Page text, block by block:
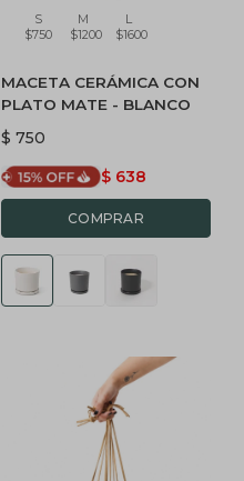
S
$750
M
$1200
L
$1600
MACETA CERÁMICA CON
PLATO MATE - BLANCO
$ 750
$ 638